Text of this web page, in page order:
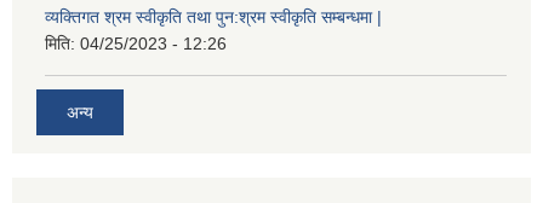
व्यक्तिगत श्रम स्वीकृति तथा पुन:श्रम स्वीकृति सम्बन्धमा |
मिति: 04/25/2023 - 12:26
अन्य